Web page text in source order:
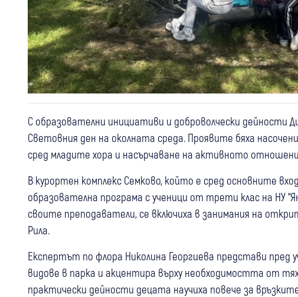
С образователни инициативи и доброволчески дейности
Световния ден на околната среда. Проявите бяха
сред младите хора и насърчаване на активното
В курортен комплекс Семково, който е сред основните
образователна програма с ученици от трети клас на НУ
своите преподаватели, се включиха в занимания на
Рила.
Експертът по флора Николина Георгиева представи
видове в парка и акцентира върху необходимостта от
практически дейности децата научиха повече за